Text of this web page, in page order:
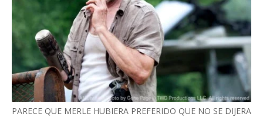
PARECE QUE MERLE HUBIERA PREFERIDO QUE NO SE DIJERA